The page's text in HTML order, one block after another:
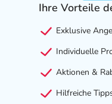
Ihre Vorteile
Exklusive
Individuelle
Aktionen &
Hilfreiche